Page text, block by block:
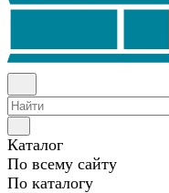
Каталог
По всему сайту
По каталогу